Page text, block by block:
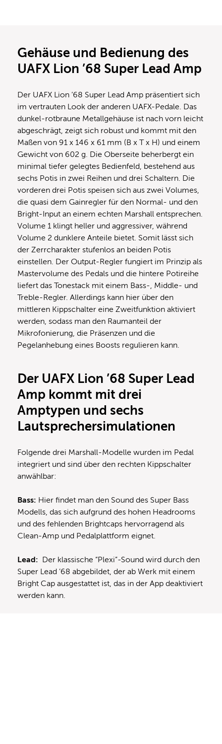
Gehäuse und Bedienung des
UAFX Lion ’68 Super Lead Amp
Der UAFX Lion ’68 Super Lead Amp präsentiert sich
im vertrauten Look der anderen UAFX-Pedale. Das
dunkel-rotbraune Metallgehäuse ist nach vorn leicht
abgeschrägt, zeigt sich robust und kommt mit den
Maßen von 91 x 146 x 61 mm (B x T x H) und einem
Gewicht von 602 g. Die Oberseite beherbergt ein
minimal tiefer gelegtes Bedienfeld, bestehend aus
sechs Potis in zwei Reihen und drei Schaltern. Die
vorderen drei Potis speisen sich aus zwei Volumes,
die quasi dem Gainregler für den Normal- und den
Bright-Input an einem echten Marshall entsprechen.
Volume 1 klingt heller und aggressiver, während
Volume 2 dunklere Anteile bietet. Somit lässt sich
der Zerrcharakter stufenlos an beiden Potis
einstellen. Der Output-Regler fungiert im Prinzip als
Mastervolume des Pedals und die hintere Potireihe
liefert das Tonestack mit einem Bass-, Middle- und
Treble-Regler. Allerdings kann hier über den
mittleren Kippschalter eine Zweitfunktion aktiviert
werden, sodass man den Raumanteil der
Mikrofonierung, die Präsenzen und die
Pegelanhebung eines Boosts regulieren kann.
Der UAFX Lion ’68 Super Lead
Amp kommt mit drei
Amptypen und sechs
Lautsprechersimulationen
Folgende drei Marshall-Modelle wurden im Pedal
integriert und sind über den rechten Kippschalter
anwählbar:
Bass: Hier findet man den Sound des Super Bass
Modells, das sich aufgrund des hohen Headrooms
und des fehlenden Brightcaps hervorragend als
Clean-Amp und Pedalplattform eignet.
Lead: Der klassische “Plexi”-Sound wird durch den
Super Lead ’68 abgebildet, der ab Werk mit einem
Bright Cap ausgestattet ist, das in der App deaktiviert
werden kann.